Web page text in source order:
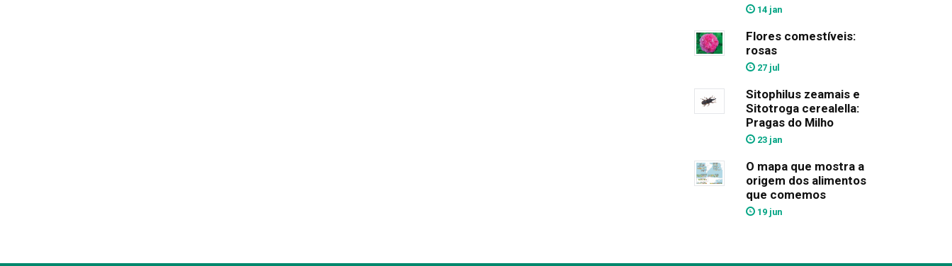
14 jan
Flores comestíveis:
rosas
27 jul
Sitophilus zeamais e
Sitotroga cerealella:
Pragas do Milho
23 jan
O mapa que mostra a
origem dos alimentos
que comemos
19 jun